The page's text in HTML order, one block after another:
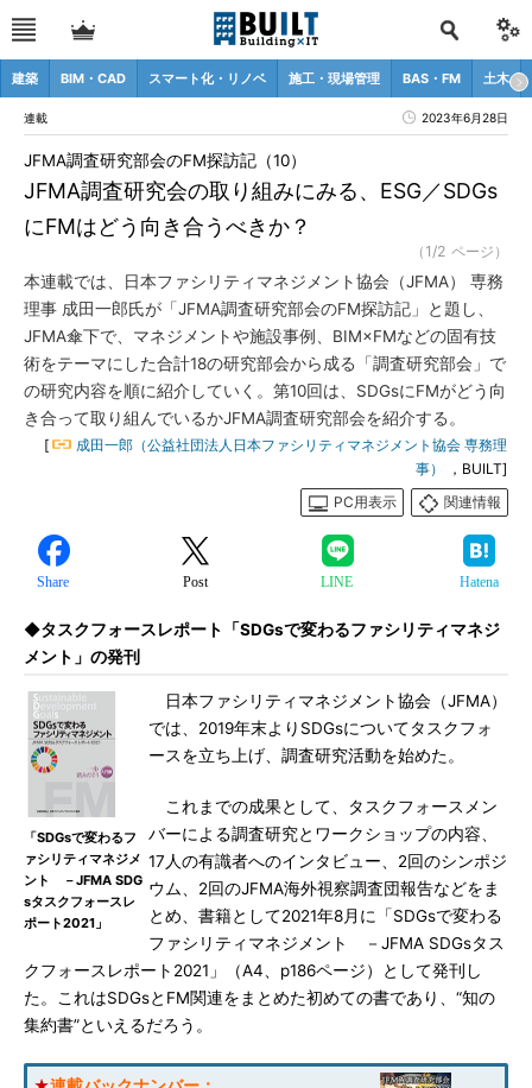
建築 BIM・CAD スマート化・リノベ 施工・現場管理 BAS・FM 土木
連載 2023年6月28日
JFMA調査研究会の取り組みにみる、ESG／SDGs
にFMはどう向き合うべきか？
JFMA調査研究部会のFM探訪記（10）
（1/2 ページ）
本連載では、日本ファシリティマネジメント協会（JFMA） 専務
理事 成田一郎氏が「JFMA調査研究部会のFM探訪記」と題し、
JFMA傘下で、マネジメントや施設事例、BIM×FMなどの固有技
術をテーマにした合計18の研究部会から成る「調査研究部会」で
の研究内容を順に紹介していく。第10回は、SDGsにFMがどう向
き合って取り組んでいるかJFMA調査研究部会を紹介する。
[
成田一郎（公益社団法人日本ファシリティマネジメント協会 専務理
事）
，BUILT]
PC用表示
関連情報
Share Post LINE Hatena
◆タスクフォースレポート「SDGsで変わるファシリティマネジ
メント」の発刊
「SDGsで変わるフ
ァシリティマネジメ
ント －JFMA SDG
sタスクフォースレ
ポート2021」
日本ファシリティマネジメント協会（JFMA）
では、2019年末よりSDGsについてタスクフォ
ースを立ち上げ、調査研究活動を始めた。
これまでの成果として、タスクフォースメン
バーによる調査研究とワークショップの内容、
17人の有識者へのインタビュー、2回のシンポジ
ウム、2回のJFMA海外視察調査団報告などをま
とめ、書籍として2021年8月に「SDGsで変わる
ファシリティマネジメント －JFMA SDGsタス
クフォースレポート2021」（A4、p186ページ）として発刊し
た。これはSDGsとFM関連をまとめた初めての書であり、“知の
集約書”といえるだろう。